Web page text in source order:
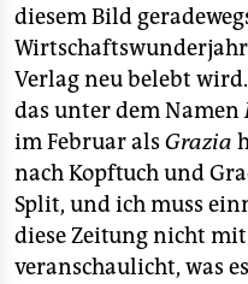
diesem Bild
Verlag neu belebt
das unter dem Namen
im Februar als Grazia
nach Kopftuch und
Split, und ich muss
diese Zeitung nicht
veranschaulicht, was